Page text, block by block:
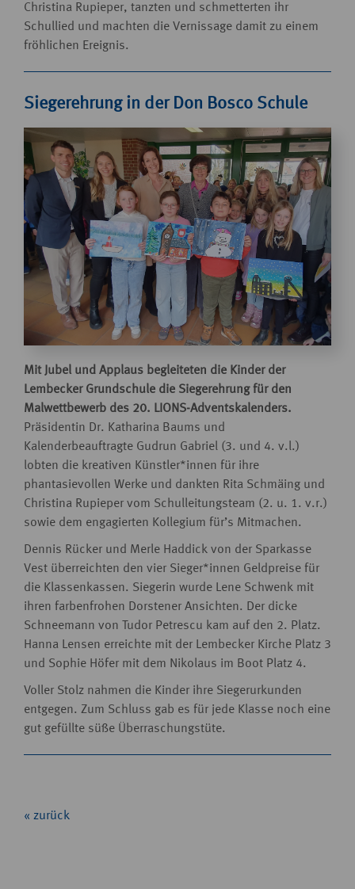
Christina Rupieper, tanzten und schmetterten ihr
Schullied und machten die Vernissage damit zu einem
fröhlichen Ereignis.
Siegerehrung in der Don Bosco Schule
Mit Jubel und Applaus begleiteten die Kinder der
Lembecker Grundschule die Siegerehrung für den
Malwettbewerb des 20. LIONS-Adventskalenders.
Präsidentin Dr. Katharina Baums und
Kalenderbeauftragte Gudrun Gabriel (3. und 4. v.l.)
lobten die kreativen Künstler*innen für ihre
phantasievollen Werke und dankten Rita Schmäing und
Christina Rupieper vom Schulleitungsteam (2. u. 1. v.r.)
sowie dem engagierten Kollegium für’s Mitmachen.
Dennis Rücker und Merle Haddick von der Sparkasse
Vest überreichten den vier Sieger*innen Geldpreise für
die Klassenkassen. Siegerin wurde Lene Schwenk mit
ihren farbenfrohen Dorstener Ansichten. Der dicke
Schneemann von Tudor Petrescu kam auf den 2. Platz.
Hanna Lensen erreichte mit der Lembecker Kirche Platz 3
und Sophie Höfer mit dem Nikolaus im Boot Platz 4.
Voller Stolz nahmen die Kinder ihre Siegerurkunden
entgegen. Zum Schluss gab es für jede Klasse noch eine
gut gefüllte süße Überraschungstüte.
« zurück